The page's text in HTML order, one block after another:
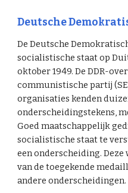
Deutsche
De Deutsche
socialistische staat op
oktober 1949. De DDR-
communistische partij
organisaties kenden
onderscheidingstekens,
Goed maatschappelijk
socialistische staat te
een onderscheiding. Deze
van de toegekende
andere onderscheidingen.